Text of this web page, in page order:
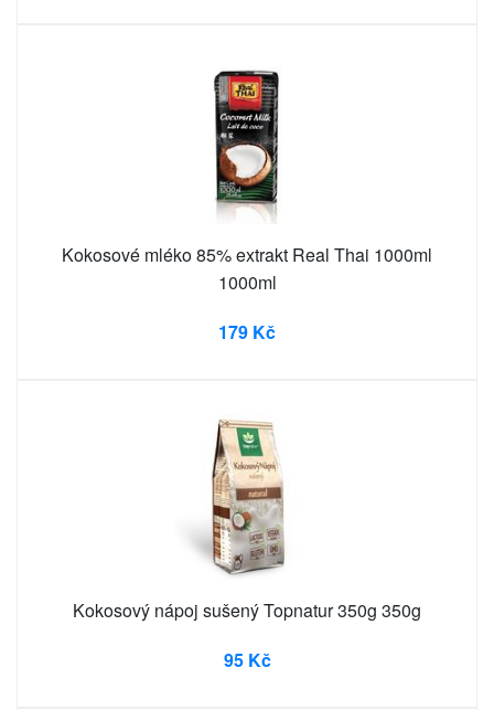
Kokosové mléko 85% extrakt Real Thai 1000ml
1000ml
179 Kč
Kokosový nápoj sušený Topnatur 350g 350g
95 Kč